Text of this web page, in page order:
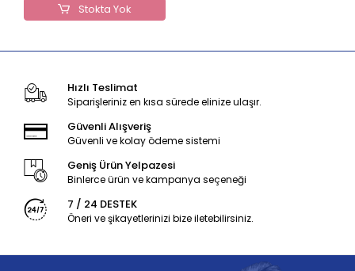
Stokta Yok
Hızlı Teslimat
Siparişleriniz en kısa sürede elinize ulaşır.
Güvenli Alışveriş
Güvenli ve kolay ödeme sistemi
Geniş Ürün Yelpazesi
Binlerce ürün ve kampanya seçeneği
7 / 24 DESTEK
Öneri ve şikayetlerinizi bize iletebilirsiniz.